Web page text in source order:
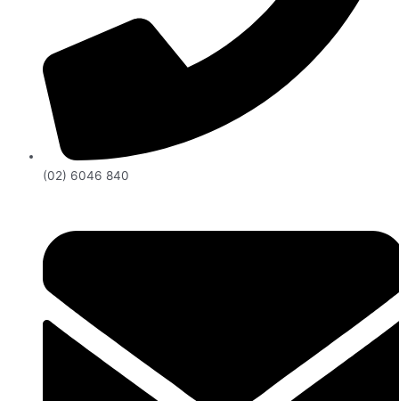
(02) 6046 840